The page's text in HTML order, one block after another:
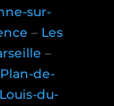
sur-
– Les
–
Plan-de-
du-